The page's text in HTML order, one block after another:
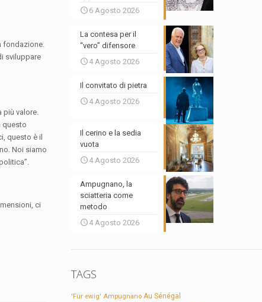
fondazione.
sviluppare
più valore.
questo
questo è il
Noi siamo
ci
6 Agosto 2026
La contesa per il
“vero” difensore
4 Agosto 2026
Il convitato di pietra
4 Agosto 2026
Il cerino e la sedia
vuota
4 Agosto 2026
Ampugnano, la
sciatteria come
metodo
4 Agosto 2026
TAGS
'Für ewig' Ampugnano Au Sénégal